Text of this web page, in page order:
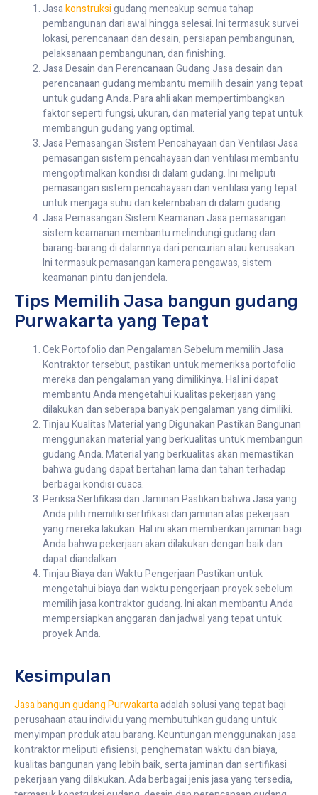
Jasakonstruksigudang mencakup semua tahap
pembangunan dari awal hingga selesai. Ini termasuk survei
lokasi, perencanaan dan desain, persiapan pembangunan,
pelaksanaan pembangunan, dan finishing.
Jasa Desain dan Perencanaan Gudang Jasa desain dan
perencanaan gudang membantu memilih desain yang tepat
untuk gudang Anda. Para ahli akan mempertimbangkan
faktor seperti fungsi, ukuran, dan material yang tepat untuk
membangun gudang yang optimal.
Jasa Pemasangan Sistem Pencahayaan dan Ventilasi Jasa
pemasangan sistem pencahayaan dan ventilasi membantu
mengoptimalkan kondisi di dalam gudang. Ini meliputi
pemasangan sistem pencahayaan dan ventilasi yang tepat
untuk menjaga suhu dan kelembaban di dalam gudang.
Jasa Pemasangan Sistem Keamanan Jasa pemasangan
sistem keamanan membantu melindungi gudang dan
barang-barang di dalamnya dari pencurian atau kerusakan.
Ini termasuk pemasangan kamera pengawas, sistem
keamanan pintu dan jendela.
Tips Memilih Jasa bangun gudang
Purwakarta yang Tepat
Cek Portofolio dan Pengalaman Sebelum memilih Jasa
Kontraktor tersebut, pastikan untuk memeriksa portofolio
mereka dan pengalaman yang dimilikinya. Hal ini dapat
membantu Anda mengetahui kualitas pekerjaan yang
dilakukan dan seberapa banyak pengalaman yang dimiliki.
Tinjau Kualitas Material yang Digunakan Pastikan Bangunan
menggunakan material yang berkualitas untuk membangun
gudang Anda. Material yang berkualitas akan memastikan
bahwa gudang dapat bertahan lama dan tahan terhadap
berbagai kondisi cuaca.
Periksa Sertifikasi dan Jaminan Pastikan bahwa Jasa yang
Anda pilih memiliki sertifikasi dan jaminan atas pekerjaan
yang mereka lakukan. Hal ini akan memberikan jaminan bagi
Anda bahwa pekerjaan akan dilakukan dengan baik dan
dapat diandalkan.
Tinjau Biaya dan Waktu Pengerjaan Pastikan untuk
mengetahui biaya dan waktu pengerjaan proyek sebelum
memilih jasa kontraktor gudang. Ini akan membantu Anda
mempersiapkan anggaran dan jadwal yang tepat untuk
proyek Anda.
Kesimpulan
Jasa bangun gudang Purwakartaadalah solusi yang tepat bagi
perusahaan atau individu yang membutuhkan gudang untuk
menyimpan produk atau barang. Keuntungan menggunakan jasa
kontraktor meliputi efisiensi, penghematan waktu dan biaya,
kualitas bangunan yang lebih baik, serta jaminan dan sertifikasi
pekerjaan yang dilakukan. Ada berbagai jenis jasa yang tersedia,